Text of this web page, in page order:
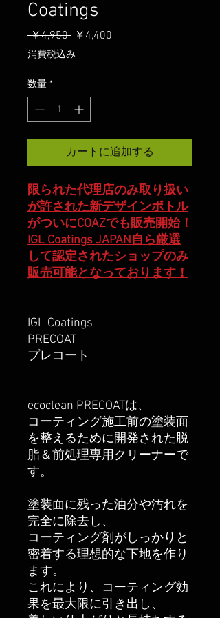
Coatings
￥4,950 通
常
￥4,400
消費税込み
数量 *
カートに追加する
限られた代理店のみ取り扱い
が許された新デザインボトル
がついにCOAZでも販売開始！
IGL Coatings JAPAN自ら厳選
して認定されたショップのみ
販売可能となっております！
IGL Coatings
PRECOAT
プレコート
ecoclean PRECOATは、
コーティング施工前の塗装面
を整えるために開発された脱
脂＆前処理専用クリーナーで
す。
塗装面に残った油分や汚れを
完全に除去し、
コーティング剤がしっかりと
密着する理想的な下地を作り
ます。
これにより、コーティング効
果を最大限に引き出し、